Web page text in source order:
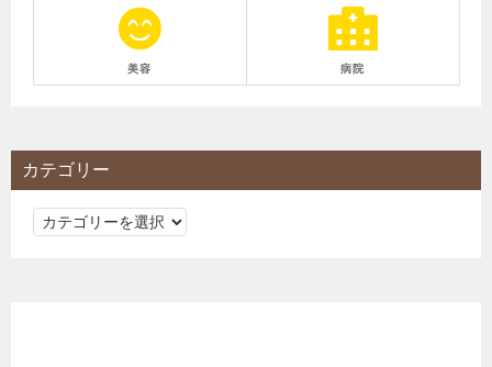
美容 病院
カテゴリー
カ